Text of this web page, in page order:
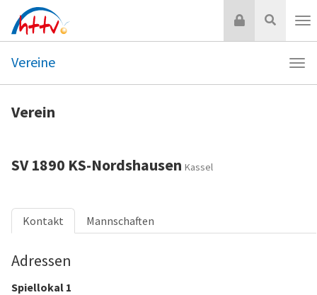
Inhalt
springen
Suche
Login
Vereine
Verein
SV 1890 KS-Nordshausen Kassel
Kontakt Mannschaften
Adressen
Spiellokal 1